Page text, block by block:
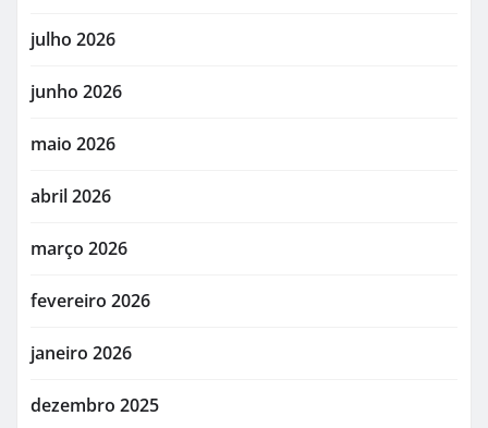
julho 2026
junho 2026
maio 2026
abril 2026
março 2026
fevereiro 2026
janeiro 2026
dezembro 2025